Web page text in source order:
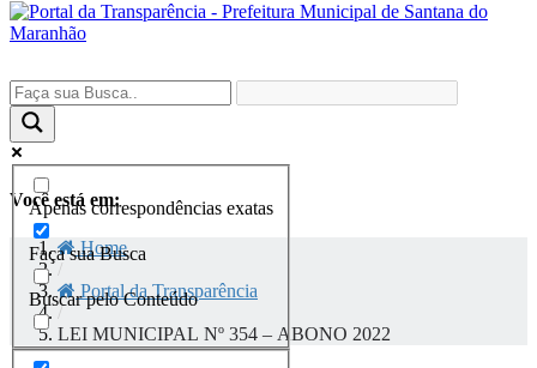
Apenas correspondências exatas
Faça sua Busca
Buscar pelo Conteúdo
Você está em:
Home
/
Portal da Transparência
/
LEI MUNICIPAL Nº 354 – ABONO 2022